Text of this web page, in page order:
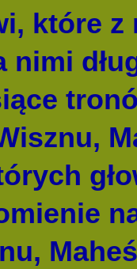
które z
nimi